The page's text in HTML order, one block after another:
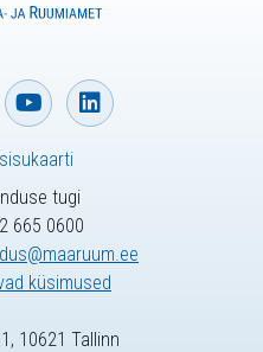
tugi
665 0600
küsimused
10621 Tallinn